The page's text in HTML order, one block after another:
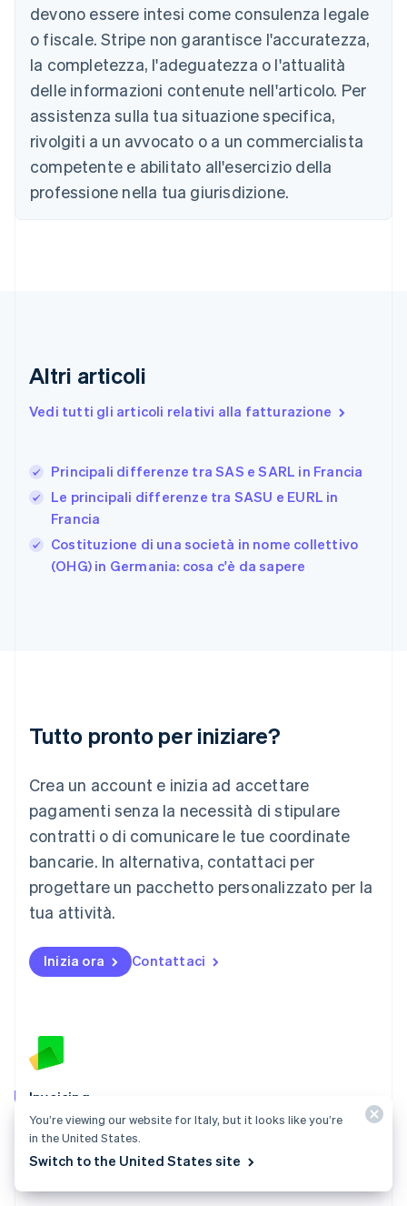
devono essere intesi come consulenza legale
o fiscale. Stripe non garantisce l'accuratezza,
la completezza, l'adeguatezza o l'attualità
delle informazioni contenute nell'articolo. Per
assistenza sulla tua situazione specifica,
rivolgiti a un avvocato o a un commercialista
competente e abilitato all'esercizio della
professione nella tua giurisdizione.
Altri articoli
Vedi tutti gli articoli relativi alla fatturazione
Principali differenze tra SAS e SARL in Francia
Le principali differenze tra SASU e EURL in
Francia
Costituzione di una società in nome collettivo
(OHG) in Germania: cosa c'è da sapere
Tutto pronto per iniziare?
Crea un account e inizia ad accettare
pagamenti senza la necessità di stipulare
contratti o di comunicare le tue coordinate
bancarie. In alternativa, contattaci per
progettare un pacchetto personalizzato per la
tua attività.
Inizia ora Contattaci
Invoicing
Crea ricevute e inviale ai tuoi clienti in pochi minuti,
senza scrivere alcuna riga di codice.
Bulgaria
English
Canada
English Français
Cina continentale
简体中文English
English
Croazia
English
Danimarca
English
FrançaisEnglish
DeutschEnglish
Gibilterra
English
Grecia
English
India
Irlanda
English
FrançaisDeutschEnglish
English简体中文
Malta
English
Messico
Español English
Norvegia
Nuova Zelanda
English
Paesi Bassi
English
Portogallo
RAS di Hong Kong, Cina
Regno Unito
English
Repubblica Ceca
You’re viewing our website for Italy, but it looks like you’re
in the United States.
Switch to the United States site